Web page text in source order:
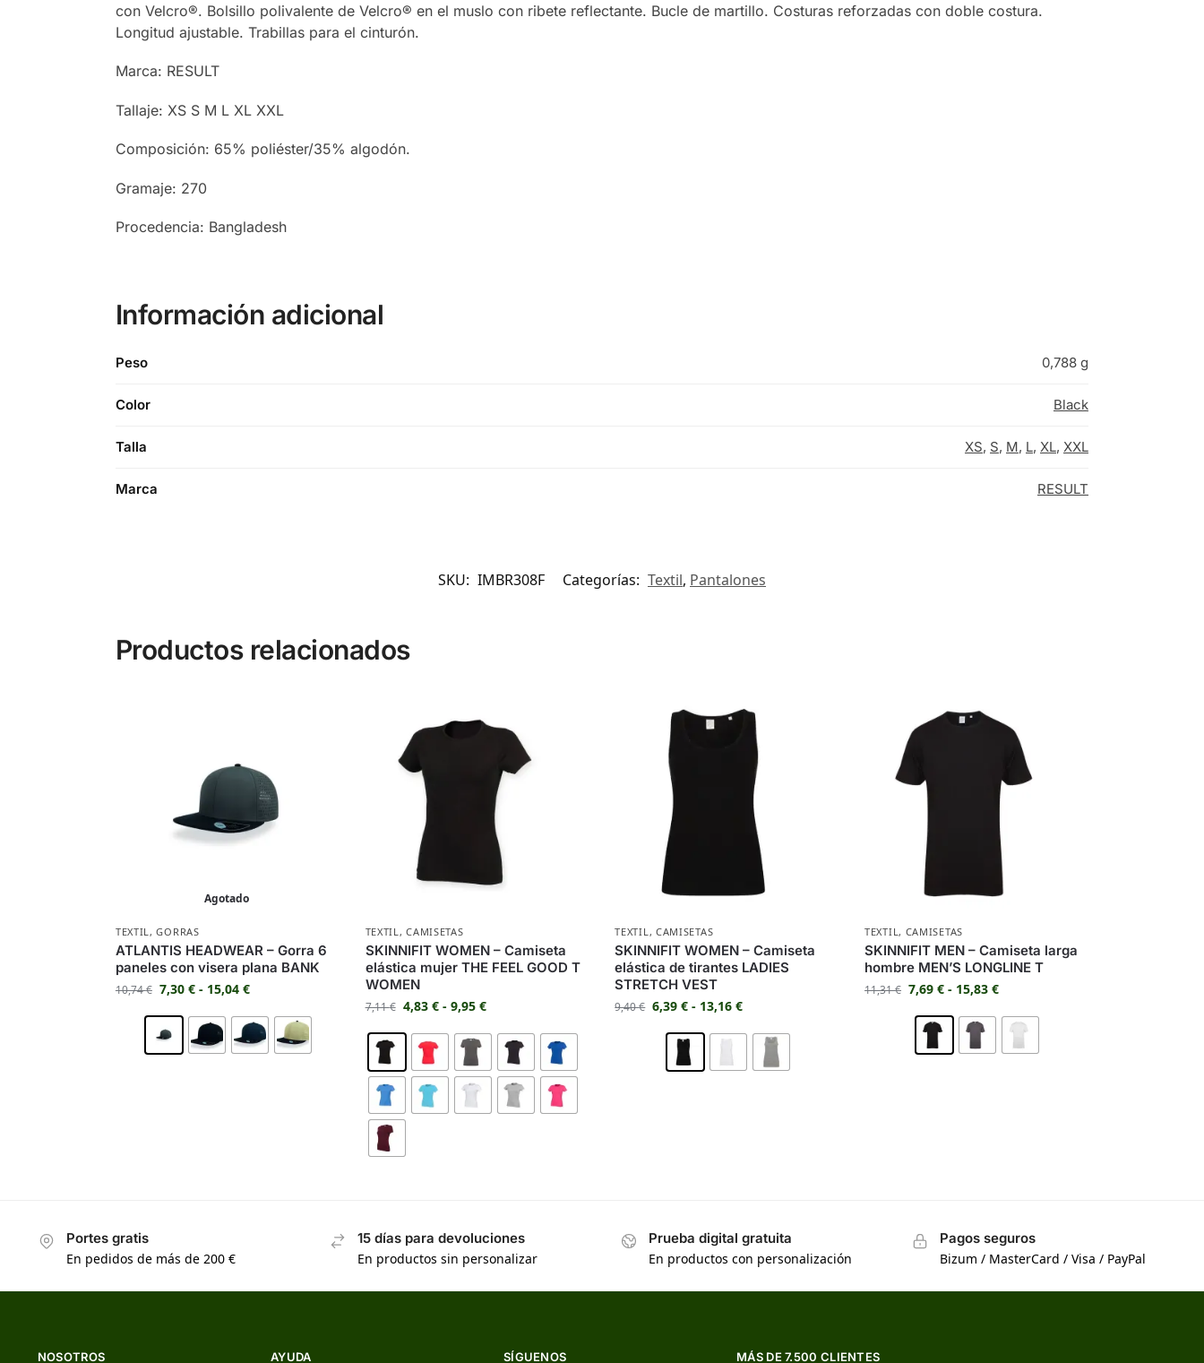
con Velcro®. Bolsillo polivalente de Velcro® en el muslo con ribete reflectante. Bucle de martillo. Costuras reforzadas con doble costura.
Longitud ajustable. Trabillas para el cinturón.
Marca: RESULT
Tallaje: XS S M L XL XXL
Composición: 65% poliéster/35% algodón.
Gramaje: 270
Procedencia: Bangladesh
Información adicional
Peso 0,788 g
Color Black
Talla XS, S, M, L, XL, XXL
Marca RESULT
SKU: IMBR308F Categorías: Textil, Pantalones
Productos relacionados
Agotado
TEXTIL,GORRAS
ATLANTIS HEADWEAR – Gorra 6
paneles con visera plana BANK
10,74€ 7,30 € - 15,04 €
TEXTIL,CAMISETAS
SKINNIFIT WOMEN – Camiseta
elástica mujer THE FEEL GOOD T
WOMEN
7,11€ 4,83 € - 9,95 €
TEXTIL, CAMISETAS
SKINNIFIT WOMEN – Camiseta
elástica de tirantes LADIES
STRETCH VEST
9,40€ 6,39€ - 13,16€
TEXTIL, CAMISETAS
SKINNIFIT MEN – Camiseta larga
hombre MEN’S LONGLINE T
11,31€ 7,69€ - 15,83€
Portes gratis
En pedidos de más de 200 €
15 días para devoluciones
En productos sin personalizar
Prueba digital gratuita
En productos con personalización
Pagos seguros
Bizum / MasterCard / Visa / PayPal
NOSOTROS AYUDA SÍGUENOS MÁS DE 7.500 CLIENTES